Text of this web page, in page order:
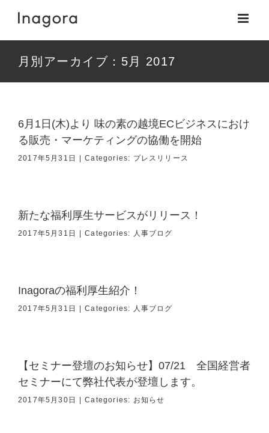
月別アーカイブ： 5月 2017
6月1日(木)より 味の素の越境ECビジネスにおけ
る販売・マーケティングの協働を開始
2017年5月31日 Categories: プレスリリース
新たな福利厚生サービスがリリース！
2017年5月31日 Categories: 人事ブログ
Inagoraの福利厚生紹介！
2017年5月31日 Categories: 人事ブログ
【セミナー登壇のお知らせ】07/21 全国経営者
セミナーにて弊社代表が登壇します。
2017年5月30日 Categories: お知らせ